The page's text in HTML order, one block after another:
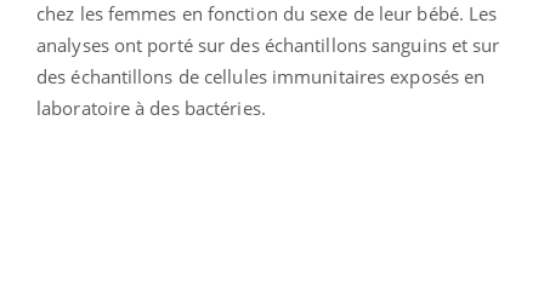
chez les femmes en fonction du sexe de leur bébé. Les
analyses ont porté sur des échantillons sanguins et sur
des échantillons de cellules immunitaires exposés en
laboratoire à des bactéries.